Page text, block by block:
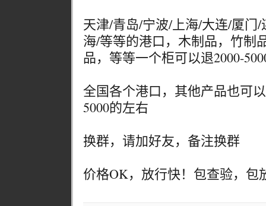
天津/青岛/宁波/上海/大连/厦门
海/等等的港口，木制品，竹制
品，等等一个柜可以退2000-
全国各个港口，其他产品也可
5000的左右
换群，请加好友，备注换群
价格OK，放行快！包查验，包